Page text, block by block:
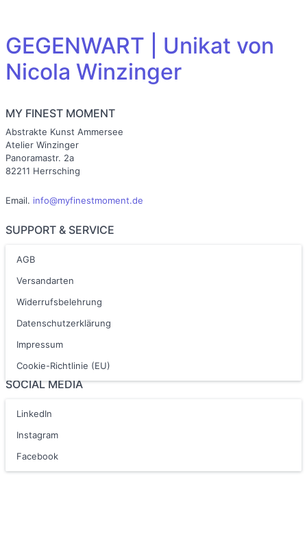
GEGENWART | Unikat von
Nicola Winzinger
MY FINEST MOMENT
Abstrakte Kunst Ammersee
Atelier Winzinger
Panoramastr. 2a
82211 Herrsching
Email. info@myfinestmoment.de
SUPPORT & SERVICE
AGB
Versandarten
Widerrufsbelehrung
Datenschutzerklärung
Impressum
Cookie-Richtlinie (EU)
SOCIAL MEDIA
LinkedIn
Instagram
Facebook